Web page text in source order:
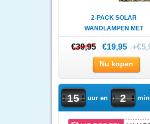
2-PACK SOLAR
WANDLAMPEN MET
BEWEGINGSSENSOR -
€39,95
€39,95 €19,95
Nu kopen
15 uur en 2